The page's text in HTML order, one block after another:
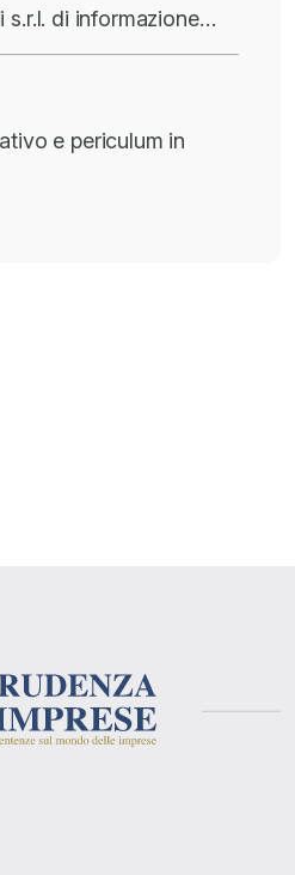
s.r.l. di informazione…
e periculum in